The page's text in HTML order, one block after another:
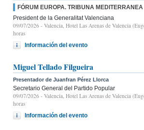
FÓRUM EUROPA. TRIBUNA MEDITERRANEA
President de la Generalitat Valenciana
09/07/2026 - Valencia, Hotel Las Arenas de Valencia
horas
Información del evento
Miguel Tellado Filgueira
Presentador de Juanfran Pérez Llorca
Secretario General del Partido Popular
09/07/2026 - Valencia, Hotel Las Arenas de Valencia
horas
Información del evento